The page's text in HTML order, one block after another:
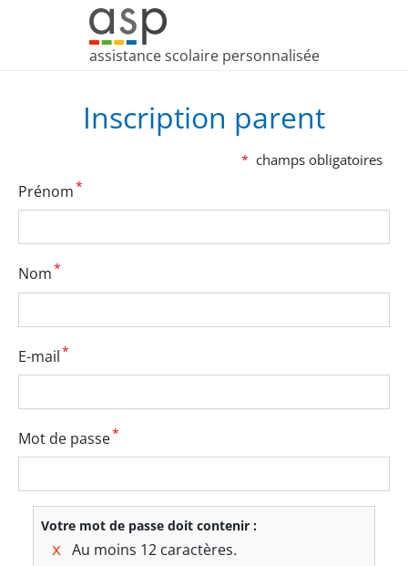
assistance scolaire personnalisée
Inscription parent
Prénom
Nom
E-mail
Mot de passe
Votre mot de passe doit contenir :
Au moins 12 caractères.